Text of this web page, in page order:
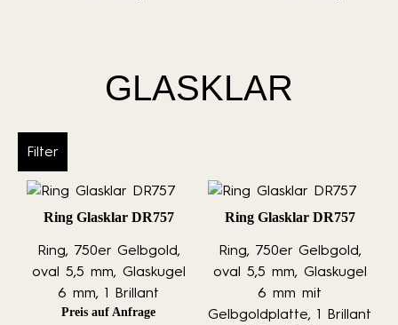
GLASKLAR
Filter
Ring Glasklar DR757
Ring, 750er Gelbgold,
oval 5,5 mm, Glaskugel
6 mm, 1 Brillant
Preis auf Anfrage
Ring Glasklar DR757
Ring, 750er Gelbgold,
oval 5,5 mm, Glaskugel
6 mm mit
Gelbgoldplatte, 1 Brillant